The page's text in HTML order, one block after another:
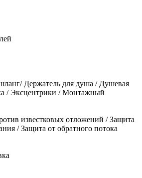
Держатель для душа / Душевая
/ Эксцентрики / Монтажный
известковых отложений / Защита
/ Защита от обратного потока